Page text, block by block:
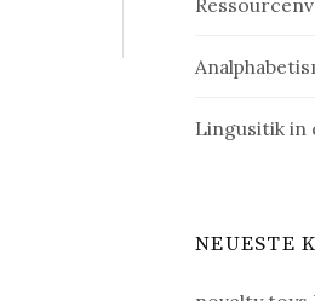
Lingusitik in
NEUESTE